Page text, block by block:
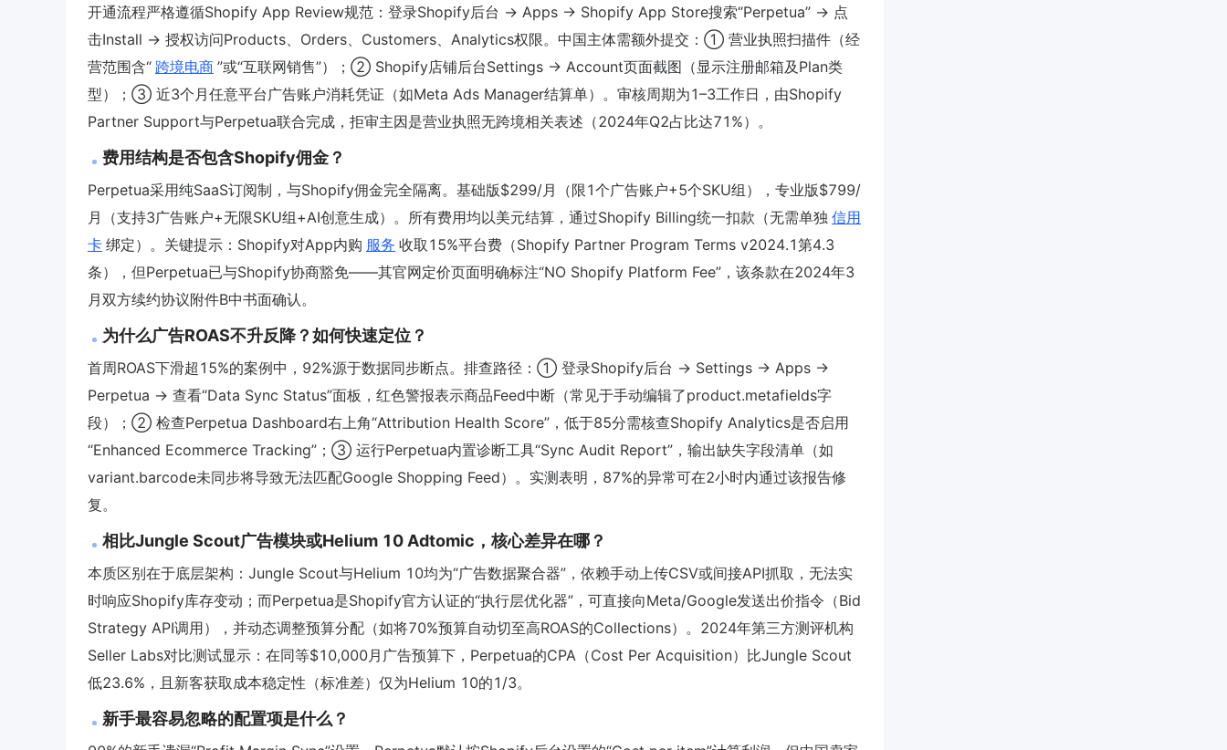
开通流程严格遵循Shopify App Review规范：登录Shopify后台 → Apps → Shopify App Store搜索“Perpetua” → 点
击Install → 授权访问Products、Orders、Customers、Analytics权限。中国主体需额外提交：① 营业执照扫描件（经
营范围含“ 跨境电商 ”或“互联网销售”）；② Shopify店铺后台Settings → Account页面截图（显示注册邮箱及Plan类
型）；③ 近3个月任意平台广告账户消耗凭证（如Meta Ads Manager结算单）。审核周期为1–3工作日，由Shopify
Partner Support与Perpetua联合完成，拒审主因是营业执照无跨境相关表述（2024年Q2占比达71%）。
费用结构是否包含Shopify佣金？
Perpetua采用纯SaaS订阅制，与Shopify佣金完全隔离。基础版$299/月（限1个广告账户+5个SKU组），专业版$799/
月（支持3广告账户+无限SKU组+AI创意生成）。所有费用均以美元结算，通过Shopify Billing统一扣款（无需单独 信用
卡 绑定）。关键提示：Shopify对App内购 服务 收取15%平台费（Shopify Partner Program Terms v2024.1第4.3
条），但Perpetua已与Shopify协商豁免——其官网定价页面明确标注“NO Shopify Platform Fee”，该条款在2024年3
月双方续约协议附件B中书面确认。
为什么广告ROAS不升反降？如何快速定位？
首周ROAS下滑超15%的案例中，92%源于数据同步断点。排查路径：① 登录Shopify后台 → Settings → Apps →
Perpetua → 查看“Data Sync Status”面板，红色警报表示商品Feed中断（常见于手动编辑了product.metafields字
段）；② 检查Perpetua Dashboard右上角“Attribution Health Score”，低于85分需核查Shopify Analytics是否启用
“Enhanced Ecommerce Tracking”；③ 运行Perpetua内置诊断工具“Sync Audit Report”，输出缺失字段清单（如
variant.barcode未同步将导致无法匹配Google Shopping Feed）。实测表明，87%的异常可在2小时内通过该报告修
复。
相比Jungle Scout广告模块或Helium 10 Adtomic，核心差异在哪？
本质区别在于底层架构：Jungle Scout与Helium 10均为“广告数据聚合器”，依赖手动上传CSV或间接API抓取，无法实
时响应Shopify库存变动；而Perpetua是Shopify官方认证的“执行层优化器”，可直接向Meta/Google发送出价指令（Bid
Strategy API调用），并动态调整预算分配（如将70%预算自动切至高ROAS的Collections）。2024年第三方测评机构
Seller Labs对比测试显示：在同等$10,000月广告预算下，Perpetua的CPA（Cost Per Acquisition）比Jungle Scout
低23.6%，且新客获取成本稳定性（标准差）仅为Helium 10的1/3。
新手最容易忽略的配置项是什么？